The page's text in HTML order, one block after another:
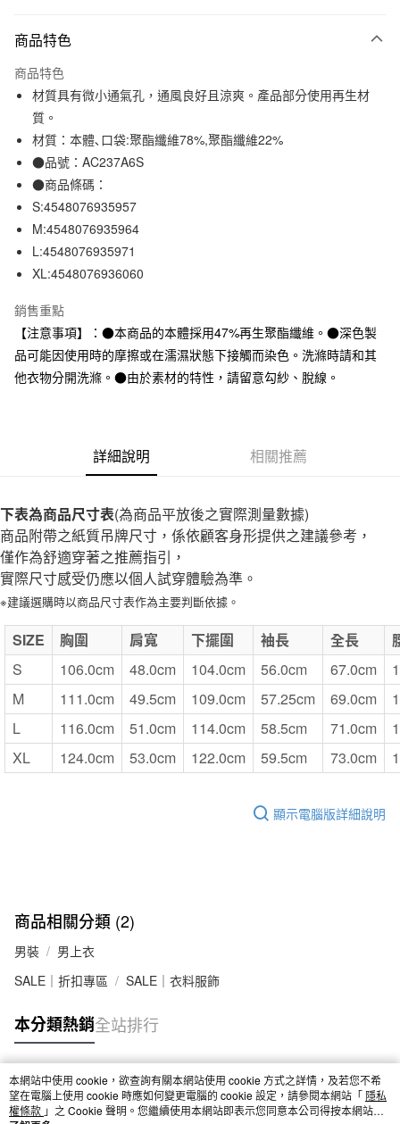
信用卡一次付款
信用卡分期付款
3 期 0 利率 每期
合作金庫商業銀行
第一商業銀行
華南商業銀行
上海商業儲蓄銀行
臺灣中小企業銀行
匯豐（台灣）商業銀行
聯邦商業銀行
元大商業銀行
台新國際商業銀行
台灣樂天信用卡公司
超商取貨付款
LINE Pay
Apple Pay
街口支付
悠遊付
運送方式
全家取貨付款
每筆NT$65，滿NT$1,000(含以上)免運費
付款後7-11取貨
每筆NT$65，滿NT$1,000(含以上)免運費
宅配
每筆NT$150，滿NT$2,000(含以上)免運費
無印良品門市自取
免運費
商品特色
商品特色
材質具有微小通氣孔，通風良好且涼爽。產品部分使用再生材
質。
材質：本體､口袋:聚酯纖維78%,聚酯纖維22%
●品號：AC237A6S
●商品條碼：
S:4548076935957
M:4548076935964
L:4548076935971
XL:4548076936060
銷售重點
【注意事項】：●本商品的本體採用47%再生聚酯纖維。●深色製
品可能因使用時的摩擦或在濡濕狀態下接觸而染色。洗滌時請和其
他衣物分開洗滌。●由於素材的特性，請留意勾紗、脫線。
詳細說明 相關推薦
下表為商品尺寸表(為商品平放後之實際測量數據)
商品附帶之紙質吊牌尺寸，係依顧客身形提供之建議參考，
僅作為舒適穿著之推薦指引，
實際尺寸感受仍應以個人試穿體驗為準。
※建議選購時以商品尺寸表作為主要判斷依據。
SIZE 胸圍 肩寬 下擺圍 袖長 全長
S
106.0cm 48.0cm 104.0cm 56.0cm 67.0cm
M
111.0cm 49.5cm 109.0cm 57.25cm 69.0cm
L
116.0cm 51.0cm 114.0cm 58.5cm 71.0cm
XL
124.0cm 53.0cm 122.0cm 59.5cm 73.0cm
顯示電腦版詳細說明
商品相關分類 (2)
男裝
男上衣
SALE｜折扣專區
SALE｜衣料服飾
本分類熱銷全站排行
熱門標籤
本網站中使用 cookie，欲查詢有關本網站使用 cookie 方式之詳情，及若您不希
望在電腦上使用 cookie 時應如何變更電腦的 cookie 設定，請參閱本網站「 隱私
權條款 」之 Cookie 聲明。您繼續使用本網站即表示您同意本公司得按本網站使